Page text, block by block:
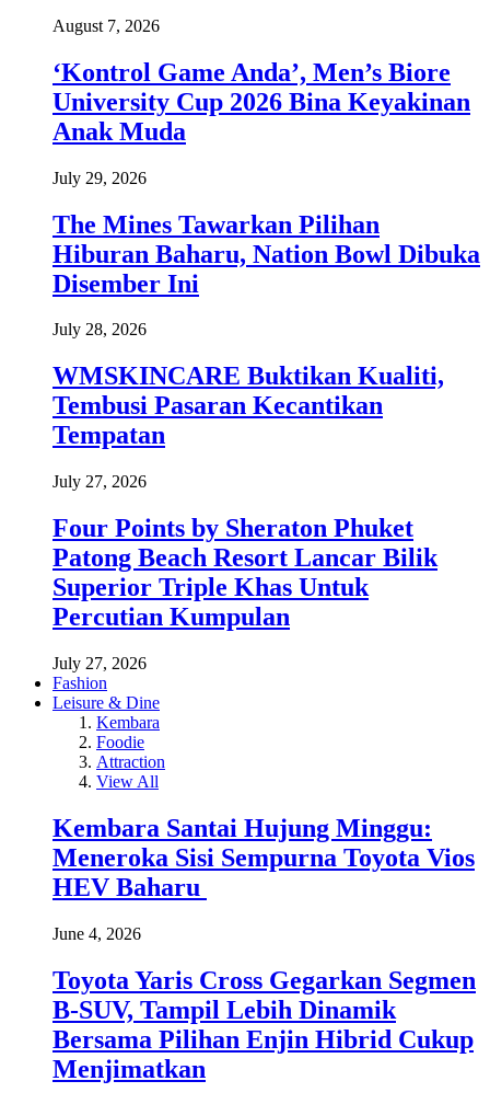
August 7, 2026
‘Kontrol Game Anda’, Men’s Biore
University Cup 2026 Bina Keyakinan
Anak Muda
July 29, 2026
The Mines Tawarkan Pilihan
Hiburan Baharu, Nation Bowl Dibuka
Disember Ini
July 28, 2026
WMSKINCARE Buktikan Kualiti,
Tembusi Pasaran Kecantikan
Tempatan
July 27, 2026
Four Points by Sheraton Phuket
Patong Beach Resort Lancar Bilik
Superior Triple Khas Untuk
Percutian Kumpulan
July 27, 2026
Fashion
Leisure & Dine
Kembara
Foodie
Attraction
View All
Kembara Santai Hujung Minggu:
Meneroka Sisi Sempurna Toyota Vios
HEV Baharu
June 4, 2026
Toyota Yaris Cross Gegarkan Segmen
B-SUV, Tampil Lebih Dinamik
Bersama Pilihan Enjin Hibrid Cukup
Menjimatkan